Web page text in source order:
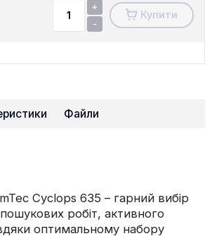
+
-
Купити
Файли
Cyclops 635 – гарний вибір
робіт, активного
оптимальному набору